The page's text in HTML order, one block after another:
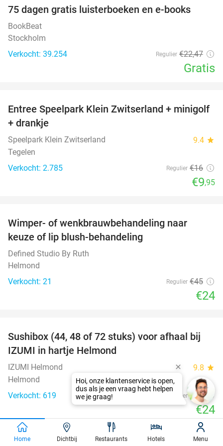
75 dagen gratis luisterboeken en e-books
BookBeat
Stockholm
Verkocht: 39.254
Regulier €22,47
Gratis
38%
Entree Speelpark Klein Zwitserland + minigolf
+ drankje
Speelpark Klein Zwitserland 9.4 star
Tegelen
Verkocht: 2.785
Regulier €16
€9,95
Wimper- of wenkbrauwbehandeling naar
keuze of lip blush-behandeling
Defined Studio By Ruth
Helmond
Verkocht: 21
Regulier €45
€24
45%
Sushibox (44, 48 of 72 stuks) voor afhaal bij
IZUMI in hartje Helmond
IZUMI Helmond 9.8 star
Helmond
Verkocht: 619
Regulier €44
€24
favorite_border
Home Dichtbij Restaurants Hotels Menu